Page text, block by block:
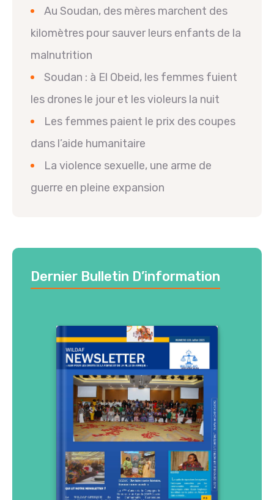
Au Soudan, des mères marchent des
kilomètres pour sauver leurs enfants de la
malnutrition
Soudan : à El Obeid, les femmes fuient
les drones le jour et les violeurs la nuit
Les femmes paient le prix des coupes
dans l’aide humanitaire
La violence sexuelle, une arme de
guerre en pleine expansion
Dernier Bulletin D’information